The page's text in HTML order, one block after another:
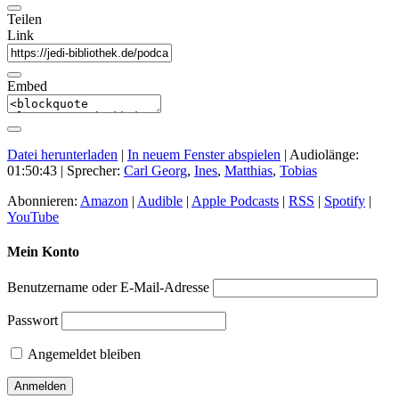
Teilen
Link
Embed
Datei herunterladen | In neuem Fenster abspielen | Audiolänge:
01:50:43 | Sprecher: Carl Georg, Ines, Matthias, Tobias
Abonnieren: Amazon | Audible | Apple Podcasts | RSS | Spotify |
YouTube
Mein Konto
Benutzername oder E-Mail-Adresse
Passwort
Angemeldet bleiben